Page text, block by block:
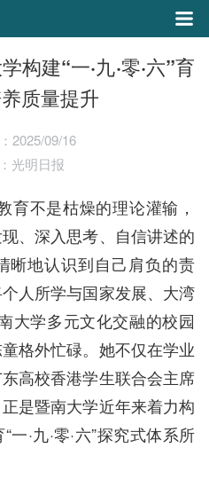
构建“一·九·零·六”育
质量提升
2025/09/16
光明日报
育不是枯燥的理论灌输，
、深入思考、自信讲述的
晰地认识到自己肩负的责
人所学与国家发展、大湾
大学多元文化交融的校园
格外忙碌。她不仅在学业
高校香港学生联合会主席
是暨南大学近年来着力构
·九·零·六”探究式体系所